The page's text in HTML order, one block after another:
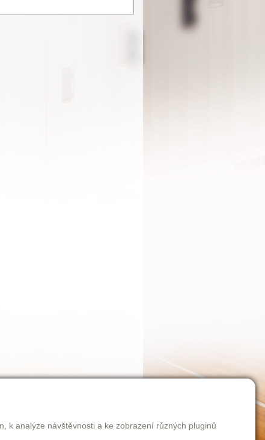
k analýze návštěvnosti a ke zobrazení různých pluginů